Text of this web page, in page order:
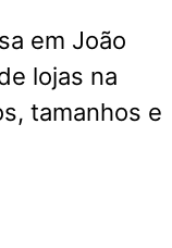
em João
lojas na
tamanhos e